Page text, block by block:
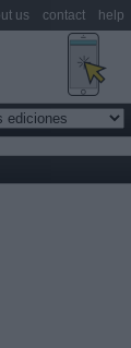
us contact help